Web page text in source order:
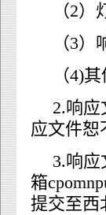
（2
（3
（4)
2.响应
应文件恕
3.响
箱
提交至西